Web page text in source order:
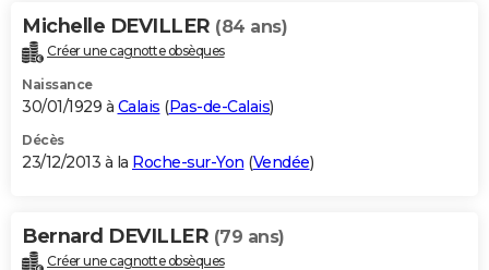
Michelle DEVILLER (84 ans)
Créer une cagnotte obsèques
Naissance
30/01/1929 à Calais (Pas-de-Calais)
Décès
23/12/2013 à la Roche-sur-Yon (Vendée)
Bernard DEVILLER (79 ans)
Créer une cagnotte obsèques